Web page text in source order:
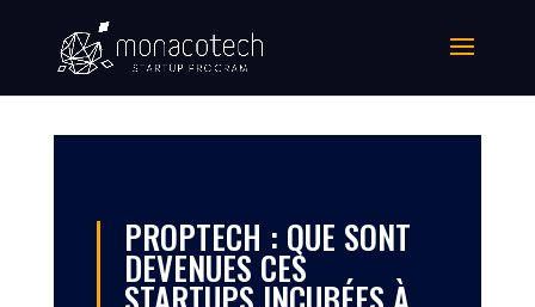
PROPTECH : QUE SONT
DEVENUES CES